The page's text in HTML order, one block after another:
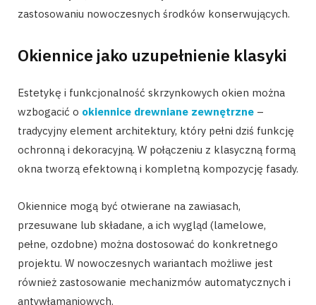
zastosowaniu nowoczesnych środków konserwujących.
Okiennice jako uzupełnienie klasyki
Estetykę i funkcjonalność skrzynkowych okien można
wzbogacić o okiennice drewniane zewnętrzne –
tradycyjny element architektury, który pełni dziś funkcję
ochronną i dekoracyjną. W połączeniu z klasyczną formą
okna tworzą efektowną i kompletną kompozycję fasady.
Okiennice mogą być otwierane na zawiasach,
przesuwane lub składane, a ich wygląd (lamelowe,
pełne, ozdobne) można dostosować do konkretnego
projektu. W nowoczesnych wariantach możliwe jest
również zastosowanie mechanizmów automatycznych i
antywłamaniowych.